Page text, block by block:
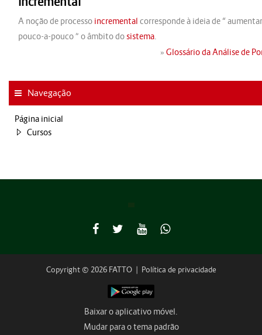
A noção de processo incremental corresponde à ideia de “
pouco-a-pouco ” o âmbito dosistema.
» Glossário da Análise de
Navegação
Página inicial
Cursos
Copyright © 2026 FATTO | Política de privacidade
Baixar o aplicativo móvel.
Mudar para o tema padrão